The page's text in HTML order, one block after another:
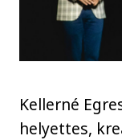
Kellerné
helyettes,